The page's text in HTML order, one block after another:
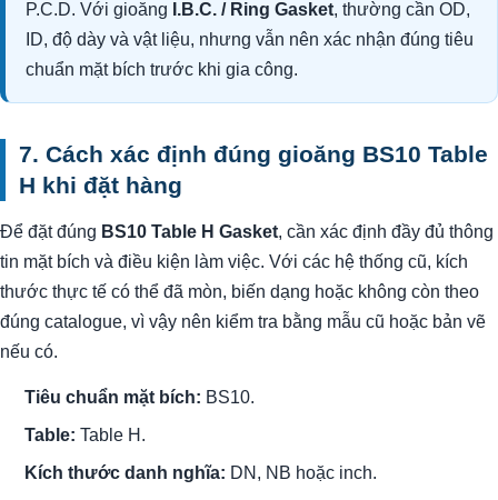
641 x
584
18 578 x 483
673 x
20 32 610
19 610 x 508
20 641 x 533 24 32 673
22 692 x 584
787 x
584
24 32 724
23
635
P.C.D. Với gioăng I.B.C. / Ring Gasket, thường cần OD,
ID, độ dày và vật liệu, nhưng vẫn nên xác nhận đúng tiêu
chuẩn mặt bích trước khi gia công.
7. Cách xác định đúng gioăng BS10 Table
H khi đặt hàng
Để đặt đúng BS10 Table H Gasket, cần xác định đầy đủ thông
tin mặt bích và điều kiện làm việc. Với các hệ thống cũ, kích
thước thực tế có thể đã mòn, biến dạng hoặc không còn theo
đúng catalogue, vì vậy nên kiểm tra bằng mẫu cũ hoặc bản vẽ
nếu có.
Tiêu chuẩn mặt bích: BS10.
Table: Table H.
Kích thước danh nghĩa: DN, NB hoặc inch.